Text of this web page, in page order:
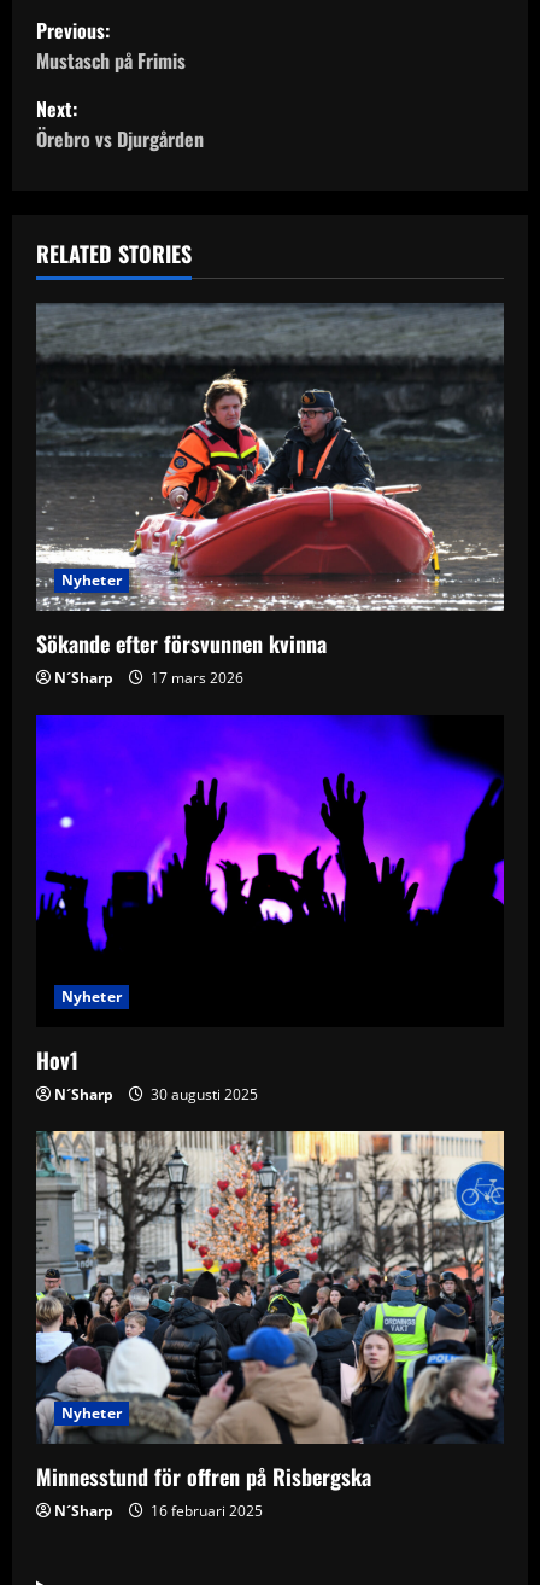
P
o
s
a
v
i
g
a
t
i
o
n
Previous:
Mustasch på Frimis
Next:
Örebro vs Djurgården
RELATED STORIES
Nyheter
Sökande efter försvunnen kvinna
N´Sharp 17 mars 2026
Nyheter
Hov1
N´Sharp 30 augusti 2025
Nyheter
Minnesstund för offren på Risbergska
N´Sharp 16 februari 2025